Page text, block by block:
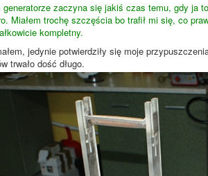
generatorze zaczyna się jakiś czas temu, gdy ja
Miałem trochę szczęścia bo trafił mi się, co
kompletny.
jedynie potwierdziły się moje
trwało dość długo.